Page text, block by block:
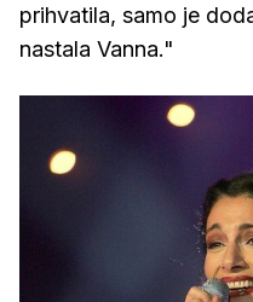
prihvatila, samo je
nastala Vanna."